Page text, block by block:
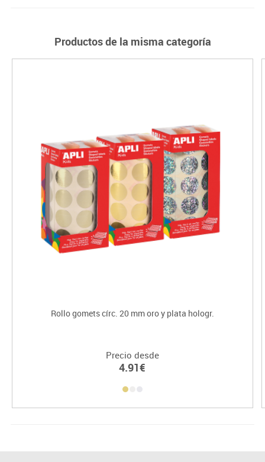
Productos de la misma categoría
Rollo gomets círc. 20 mm oro y plata hologr.
Precio desde
4.91€